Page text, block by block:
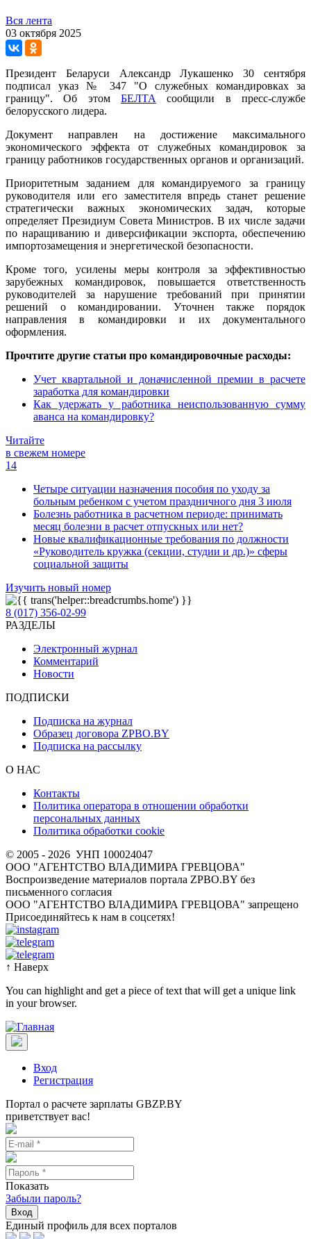
Вся лента
03 октября 2025
Президент Беларуси Александр Лукашенко 30 сентября
подписал указ № 347 "О служебных командировках за
границу". Об этом БЕЛТА
сообщили в пресс-службе
белорусского лидера.
Документ направлен на достижение максимального
экономического эффекта от служебных командировок за
границу работников государственных органов и организаций.
Приоритетным заданием для командируемого за границу
руководителя или его заместителя впредь станет решение
стратегически важных экономических задач, которые
определяет Президиум Совета Министров. В их числе задачи
по наращиванию и диверсификации экспорта, обеспечению
импортозамещения и энергетической безопасности.
Кроме того, усилены меры контроля за эффективностью
зарубежных командировок, повышается ответственность
руководителей за нарушение требований при принятии
решений о командировании. Уточнен также порядок
направления в командировки и их документального
оформления.
Прочтите другие статьи про командировочные расходы:
Учет квартальной и доначисленной премии в расчете
заработка для командировки
Как удержать у работника неиспользованную сумму
аванса на командировку?
Читайте
в свежем номере
14
Четыре ситуации назначения пособия по уходу за
больным ребенком с учетом праздничного дня 3 июля
Болезнь работника в расчетном периоде: принимать
месяц болезни в расчет отпускных или нет?
Новые квалификационные требования по должности
«Руководитель кружка (секции, студии и др.)» сферы
социальной защиты
Изучить новый номер
8 (017) 356-02-99
РАЗДЕЛЫ
Электронный журнал
Комментарий
Новости
ПОДПИСКИ
Подписка на журнал
Образец договора ZPBO.BY
Подписка на рассылку
О НАС
Контакты
Политика оператора в отношении обработки
персональных данных
Политика обработки cookie
© 2005 - 2026 УНП 100024047
ООО "АГЕНТСТВО ВЛАДИМИРА ГРЕВЦОВА"
Воспроизведение материалов портала ZPBO.BY без
письменного согласия
OOO "АГЕНТСТВО ВЛАДИМИРА ГРЕВЦОВА" запрещено
Присоединяйтесь к нам в соцсетях!
↑ Наверх
You can highlight and get a piece of text that will get a unique link
in your browser.
Вход
Регистрация
Портал о расчете зарплаты GBZP.BY
приветствует вас!
Показать
Забыли пароль?
Вход
Единый профиль для всех порталов